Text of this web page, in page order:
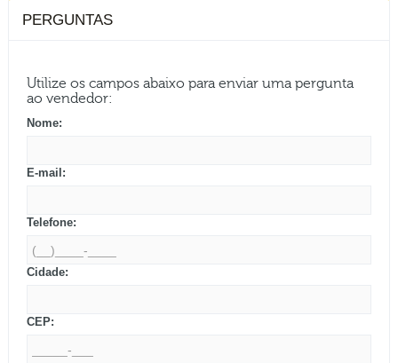
PERGUNTAS
Utilize os campos abaixo para enviar uma pergunta
ao vendedor:
Nome:
E-mail:
Telefone:
Cidade:
CEP: